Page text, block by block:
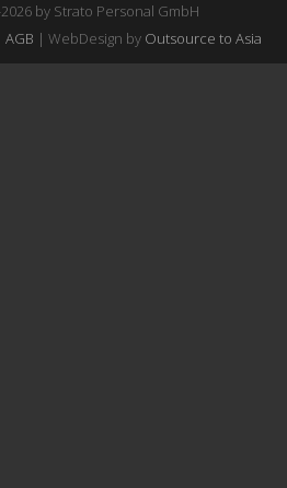
by Strato Personal GmbH
AGB | WebDesign by Outsource to Asia